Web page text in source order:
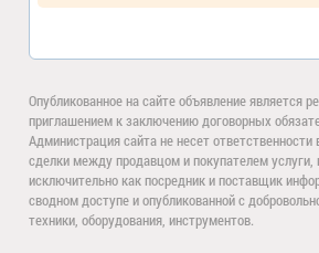
Опубликованное на сайте объявление является
приглашением к заключению договорных
Администрация сайта не несет ответственности
сделки между продавцом и покупателем услуги,
исключительно как посредник и поставщик
сводном доступе и опубликованной с
техники, оборудования, инструментов.